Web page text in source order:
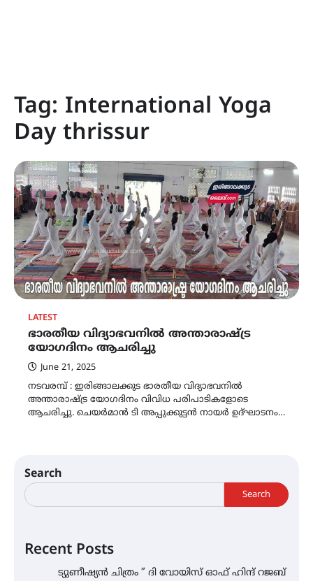
Tag: International Yoga
Day thrissur
LATEST
ഭാരതീയ വിദ്യാഭവനിൽ അന്താരാഷ്ട്ര
യോഗദിനം ആചരിച്ചു
June 21, 2025
നടവരമ്പ് : ഇരിങ്ങാലക്കുട ഭാരതീയ വിദ്യാഭവനിൽ
അന്താരാഷ്ട്ര യോഗദിനം വിവിധ പരിപാടികളോടെ
ആചരിച്ചു. ചെയർമാൻ ടി അപ്പുക്കുട്ടൻ നായർ ഉദ്ഘാടനം…
Search
Search
Recent Posts
ട്യുണീഷ്യൻ ചിത്രം ” ദി വോയിസ് ഓഫ് ഹിന്ദ് റജബ്